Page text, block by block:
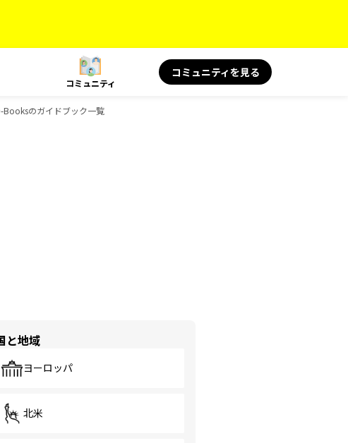
コミュニティ
コミュニティを見る
Booksのガイドブック一覧
と地域
ヨーロッパ
北米